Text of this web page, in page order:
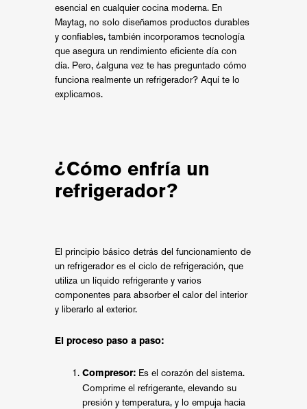
esencial en cualquier cocina moderna. En
Maytag, no solo diseñamos productos durables
y confiables, también incorporamos tecnología
que asegura un rendimiento eficiente día con
día. Pero, ¿alguna vez te has preguntado cómo
funciona realmente un refrigerador? Aquí te lo
explicamos.
¿Cómo enfría un
refrigerador?
El principio básico detrás del funcionamiento de
un refrigerador es el ciclo de refrigeración, que
utiliza un líquido refrigerante y varios
componentes para absorber el calor del interior
y liberarlo al exterior.
El proceso paso a paso:
Compresor: Es el corazón del sistema.
Comprime el refrigerante, elevando su
presión y temperatura, y lo empuja hacia